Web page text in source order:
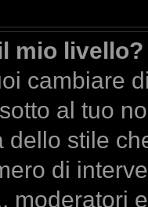
mio livello?
cambiare
al tuo
dello stile
di
moderatori